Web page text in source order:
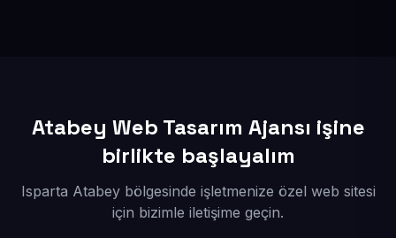
Atabey Web Tasarım Ajansı işine
birlikte başlayalım
Isparta Atabey bölgesinde işletmenize özel web sitesi
için bizimle iletişime geçin.